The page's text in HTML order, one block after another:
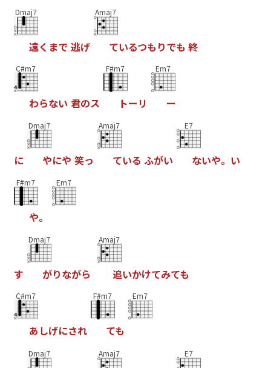
Dmaj7
遠く まで 逃げ
Amaj7
ているつもりでも 終
C#m7
わらない 君のス
F#m7
トー リ
Em7
ー
に
Dmaj7
やにや 笑っ
Amaj7
ている ふがい
E7
ないや。 い
F#m7
や。
Em7
す
Dmaj7
がりながら
Amaj7
追いかけてみても
C#m7
あ しげにされ
F#m7
ても
Em7
Dmaj7 Amaj7 E7